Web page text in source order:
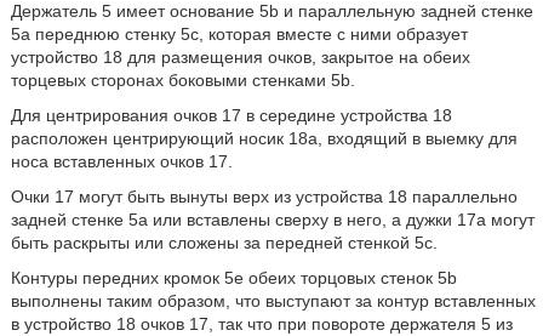
Держатель 5 имеет основание 5b и параллельную задней стенке
5a переднюю стенку 5c, которая вместе с ними образует
устройство 18 для размещения очков, закрытое на обеих
торцевых сторонах боковыми стенками 5b.
Для центрирования очков 17 в середине устройства 18
расположен центрирующий носик 18a, входящий в выемку для
носа вставленных очков 17.
Очки 17 могут быть вынуты верх из устройства 18 параллельно
задней стенке 5a или вставлены сверху в него, а дужки 17a могут
быть раскрыты или сложены за передней стенкой 5c.
Контуры передних кромок 5e обеих торцовых стенок 5b
выполнены таким образом, что выступают за контур вставленных
в устройство 18 очков 17, так что при повороте держателя 5 из